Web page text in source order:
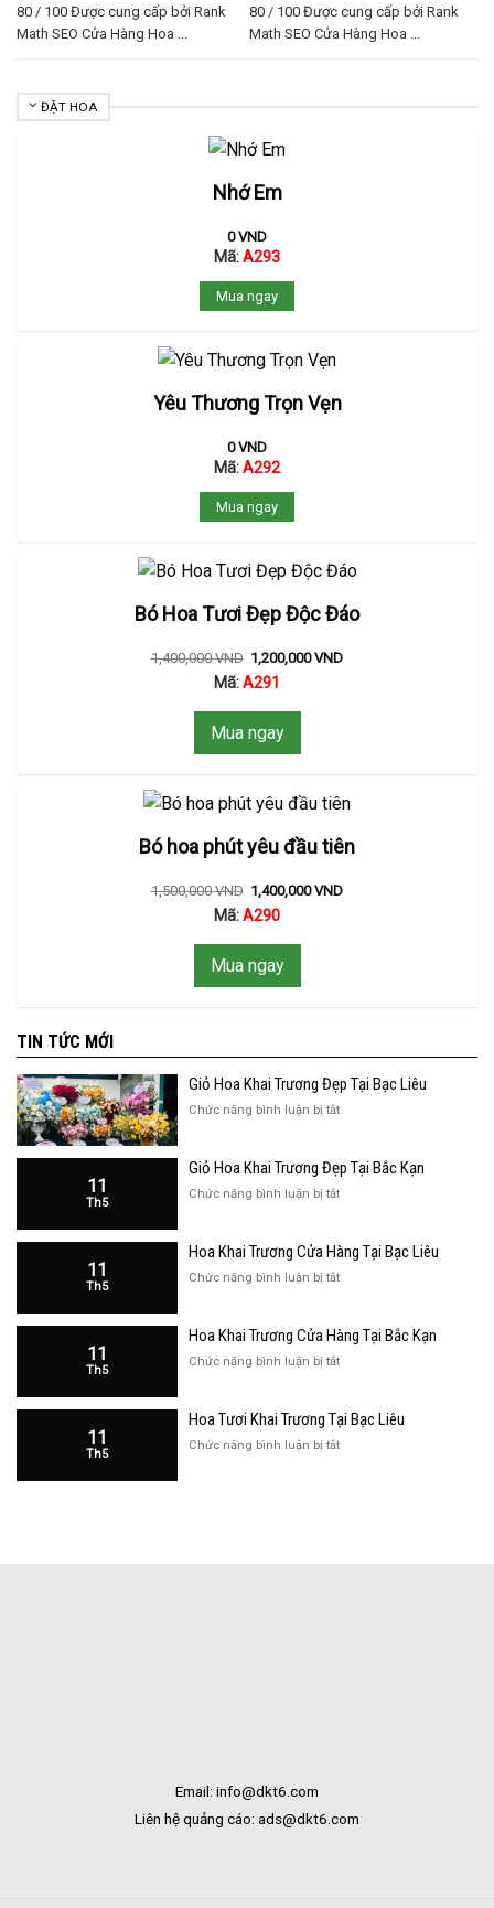
80 / 100 Được cung cấp bởi Rank
Math SEO Cửa Hàng Hoa ...
80 / 100 Được cung cấp bởi Rank
Math SEO Cửa Hàng Hoa ...
ĐẶT HOA
Nhớ Em
0VND
Mã:A293
Mua ngay
Yêu Thương Trọn Vẹn
0VND
Mã:A292
Mua ngay
Bó Hoa Tươi Đẹp Độc Đáo
1,400,000VND 1,200,000VND
Mã:A291
Mua ngay
Bó hoa phút yêu đầu tiên
1,500,000VND 1,400,000VND
Mã:A290
Mua ngay
TIN TỨC MỚI
Giỏ Hoa Khai Trương Đẹp Tại Bạc Liêu
Chức năng bình luận bị tắtở
Khai
Đẹp
Liêu
11
Th5
Giỏ Hoa Khai Trương Đẹp Tại Bắc Kạn
Chức năng bình luận bị tắtở
Khai
Đẹp
Kạn
11
Th5
Hoa Khai Trương Cửa Hàng Tại Bạc Liêu
Chức năng bình luận bị tắtở
Trương
Hàng
Liêu
11
Th5
Hoa Khai Trương Cửa Hàng Tại Bắc Kạn
Chức năng bình luận bị tắtở
Trương
Hàng
11
Th5
Hoa Tươi Khai Trương Tại Bạc Liêu
Chức năng bình luận bị tắtở
Email: info@dkt6.com
Liên hệ quảng cáo: ads@dkt6.com